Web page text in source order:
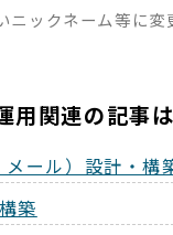
ニックネーム等に変
用関連の記事
ール）設計・構
築